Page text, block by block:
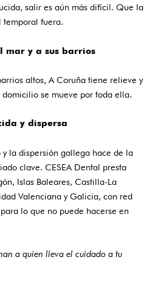
salir es aún más difícil. Que la
temporal fuera.
mar y a sus barrios
altos, A Coruña tiene relieve y
se mueve por toda ella.
y dispersa
la dispersión gallega hace de la
clave. CESEA Dental presta
Islas Baleares, Castilla-La
Valenciana y Galicia, con red
lo que no puede hacerse en
a quien lleva el cuidado a tu